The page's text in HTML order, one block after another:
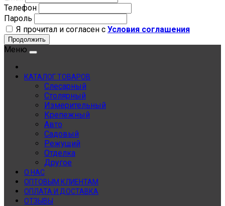
Телефон
Пароль
Я прочитал и согласен с Условия соглашения
Продолжить
Меню
КАТАЛОГ ТОВАРОВ
Слесарный
Столярный
Измерительный
Крепежный
Авто
Садовый
Режущий
Отделка
Другое
О НАС
ОПТОВЫМ КЛИЕНТАМ
ОПЛАТА И ДОСТАВКА
ОТЗЫВЫ